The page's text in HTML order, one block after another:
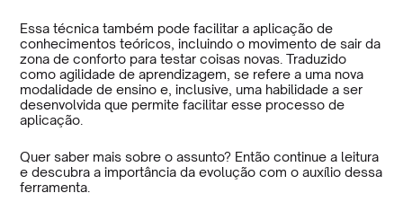
Essa técnica também pode facilitar a aplicação de
conhecimentos teóricos, incluindo o movimento de sair da
zona de conforto para testar coisas novas. Traduzido
como agilidade de aprendizagem, se refere a uma nova
modalidade de ensino e, inclusive, uma habilidade a ser
desenvolvida que permite facilitar esse processo de
aplicação.
Quer saber mais sobre o assunto? Então continue a leitura
e descubra a importância da evolução com o auxílio dessa
ferramenta.